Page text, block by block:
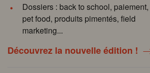
Dossiers : back to school, paiement,
pet food, produits pimentés, field
marketing...
Découvrez la nouvelle édition !